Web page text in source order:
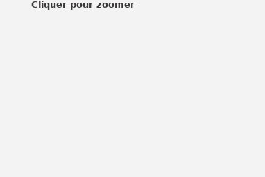
Cliquer pour zoomer